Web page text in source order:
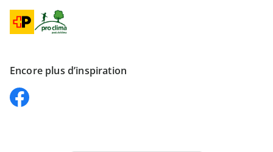
Encore plus d’inspiration